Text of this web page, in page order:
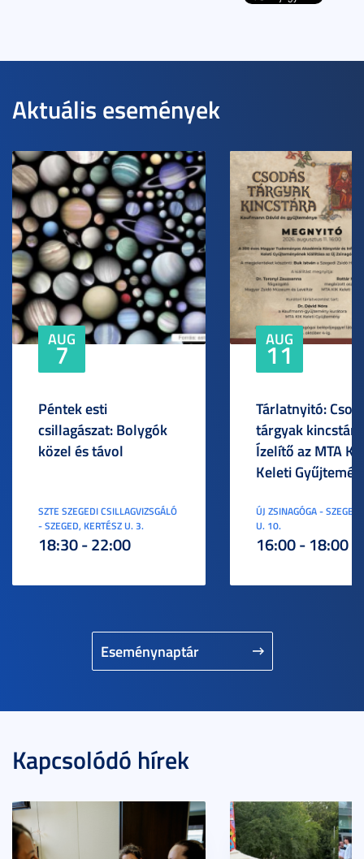
Aktuális események
Eseménynaptár
AUG
7
Péntek esti
csillagászat: Bolygók
közel és távol
SZTE SZEGEDI CSILLAGVIZSGÁLÓ
- SZEGED, KERTÉSZ U. 3.
18:30 - 22:00
AUG
11
Tárlatnyitó:
tárgyak
Ízelítő az MTA
Keleti
ÚJ ZSINAGÓGA -
U. 10.
16:00 - 18:00
Kapcsolódó hírek